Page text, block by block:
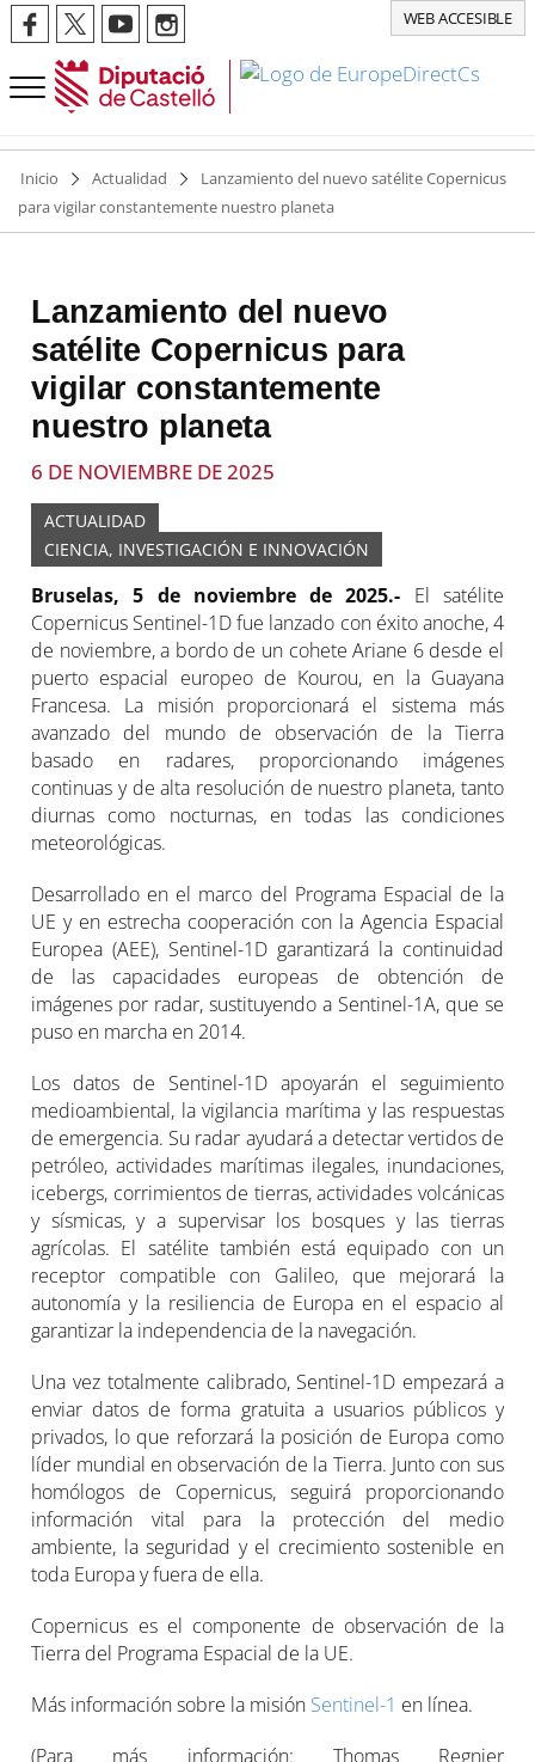
WEB ACCESIBLE
Inicio Actualidad
Lanzamiento del nuevo satélite Copernicus
para vigilar constantemente nuestro planeta
Lanzamiento del nuevo
satélite Copernicus para
vigilar constantemente
nuestro planeta
6 DE NOVIEMBRE DE 2025
ACTUALIDAD
CIENCIA, INVESTIGACIÓN E INNOVACIÓN
Bruselas, 5 de noviembre de 2025.- El satélite
Copernicus Sentinel-1D fue lanzado con éxito anoche, 4
de noviembre, a bordo de un cohete Ariane 6 desde el
puerto espacial europeo de Kourou, en la Guayana
Francesa. La misión proporcionará el sistema más
avanzado del mundo de observación de la Tierra
basado en radares, proporcionando imágenes
continuas y de alta resolución de nuestro planeta, tanto
diurnas como nocturnas, en todas las condiciones
meteorológicas.
Desarrollado en el marco del Programa Espacial de la
UE y en estrecha cooperación con la Agencia Espacial
Europea (AEE), Sentinel-1D garantizará la continuidad
de las capacidades europeas de obtención de
imágenes por radar, sustituyendo a Sentinel-1A, que se
puso en marcha en 2014.
Los datos de Sentinel-1D apoyarán el seguimiento
medioambiental, la vigilancia marítima y las respuestas
de emergencia. Su radar ayudará a detectar vertidos de
petróleo, actividades marítimas ilegales, inundaciones,
icebergs, corrimientos de tierras, actividades volcánicas
y sísmicas, y a supervisar los bosques y las tierras
agrícolas. El satélite también está equipado con un
receptor compatible con Galileo, que mejorará la
autonomía y la resiliencia de Europa en el espacio al
garantizar la independencia de la navegación.
Una vez totalmente calibrado, Sentinel-1D empezará a
enviar datos de forma gratuita a usuarios públicos y
privados, lo que reforzará la posición de Europa como
líder mundial en observación de la Tierra. Junto con sus
homólogos de Copernicus, seguirá proporcionando
información vital para la protección del medio
ambiente, la seguridad y el crecimiento sostenible en
toda Europa y fuera de ella.
Copernicus es el componente de observación de la
Tierra del Programa Espacial de la UE.
Más información sobre la misión Sentinel-1 en línea.
(Para más información: Thomas Regnier